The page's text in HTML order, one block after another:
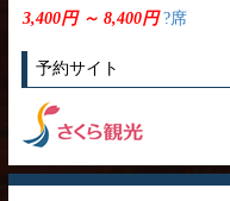
3,400円 ～ 8,400円?席
予約サイト